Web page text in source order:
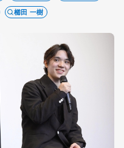
櫛田 一樹